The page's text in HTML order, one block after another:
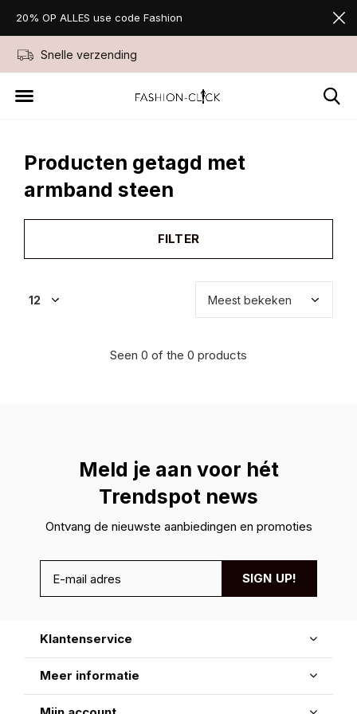
Snelle verzending
20% OP ALLES use code Fashion
Producten getagd met
armband steen
FILTER
Seen 0 of the 0 products
Meld je aan voor hét
Trendspot news
Ontvang de nieuwste aanbiedingen en promoties
SIGN UP!
Klantenservice
Meer informatie